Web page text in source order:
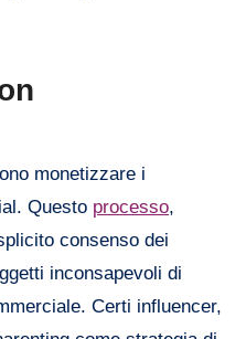
monetizzare i
Questo processo,
consenso dei
inconsapevoli di
Certi influencer,